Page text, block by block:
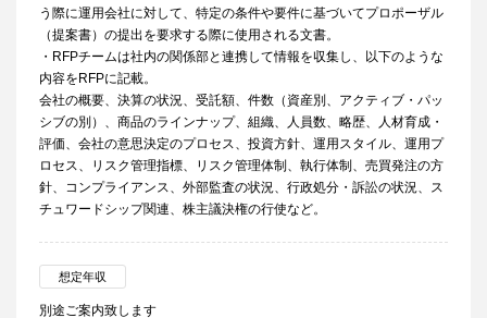
う際に運用会社に対して、特定の条件や要件に基づいてプロポーザル
（提案書）の提出を要求する際に使用される文書。
・RFPチームは社内の関係部と連携して情報を収集し、以下のような
内容をRFPに記載。
会社の概要、決算の状況、受託額、件数（資産別、アクティブ・パッ
シブの別）、商品のラインナップ、組織、人員数、略歴、人材育成・
評価、会社の意思決定のプロセス、投資方針、運用スタイル、運用プ
ロセス、リスク管理指標、リスク管理体制、執行体制、売買発注の方
針、コンプライアンス、外部監査の状況、行政処分・訴訟の状況、ス
チュワードシップ関連、株主議決権の行使など。
想定年収
別途ご案内致します